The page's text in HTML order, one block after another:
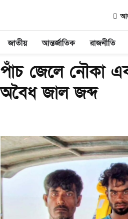
জাতীয় আন্তর্জাতিক রাজনীতি
পাঁচ জেলে নৌকা
অবৈধ জাল জব্দ